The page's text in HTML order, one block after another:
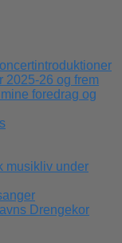
2025-26 og frem
foredrag og
musikliv under
Drengekor